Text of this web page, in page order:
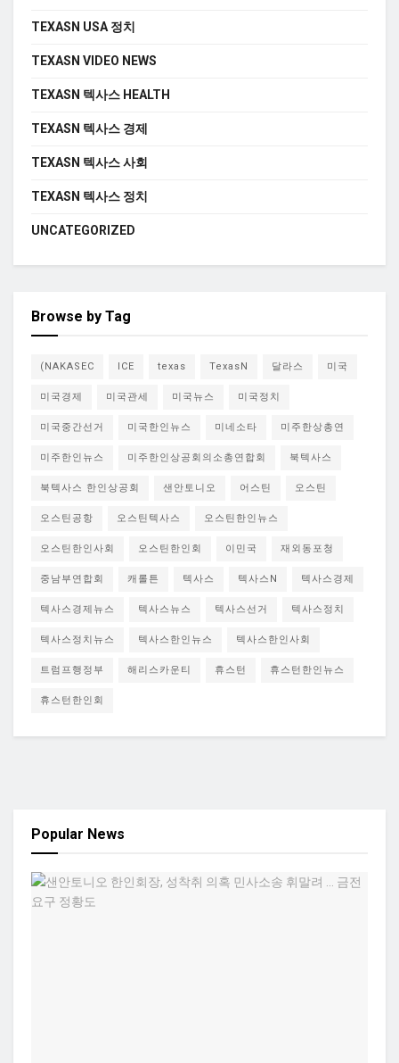
TEXASN USA 정치
TEXASN VIDEO NEWS
TEXASN 텍사스 HEALTH
TEXASN 텍사스 경제
TEXASN 텍사스 사회
TEXASN 텍사스 정치
UNCATEGORIZED
Browse by Tag
(NAKASEC ICE texas TexasN 달라스 미국
미국경제 미국관세 미국뉴스 미국정치
미국중간선거 미국한인뉴스 미네소타 미주한상총연
미주한인뉴스 미주한인상공회의소총연합회 북텍사스
북텍사스 한인상공회 샌안토니오 어스틴 오스틴
오스틴공항 오스틴텍사스 오스틴한인뉴스
오스틴한인사회 오스틴한인회 이민국 재외동포청
중남부연합회 캐롤튼 텍사스 텍사스N 텍사스경제
텍사스경제뉴스 텍사스뉴스 텍사스선거 텍사스정치
텍사스정치뉴스 텍사스한인뉴스 텍사스한인사회
트럼프행정부 해리스카운티 휴스턴 휴스턴한인뉴스
휴스턴한인회
Popular News